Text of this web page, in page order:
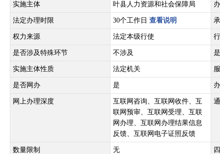
实施主体 叶县人力资源和社会保障局
法定办理时限 30个工作日 查看说明
权力来源 法定本级行使
是否涉及特殊环节 不涉及
实施主体性质 法定机关
是否网办 是
网上办理深度
互联网咨询、互联网收件、互
联网预审、互联网受理、互联
网办理、互联网办理结果信息
反馈、互联网电子证照反馈
数量限制 无